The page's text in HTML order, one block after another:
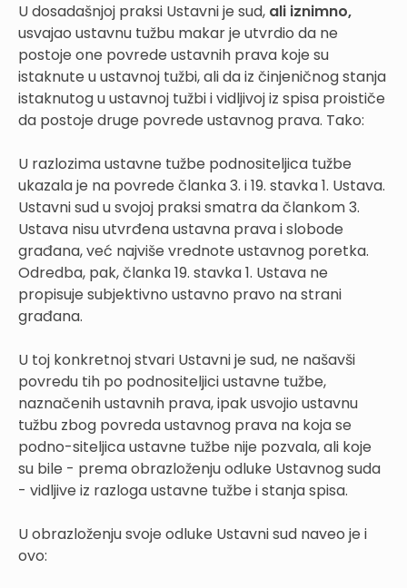
U dosadašnjoj praksi Ustavni je sud, ali iznimno,
usvajao ustavnu tužbu makar je utvrdio da ne
postoje one povrede ustavnih prava koje su
istaknute u ustavnoj tužbi, ali da iz činjeničnog stanja
istaknutog u ustavnoj tužbi i vidljivoj iz spisa proističe
da postoje druge povrede ustavnog prava. Tako:
U razlozima ustavne tužbe podnositeljica tužbe
ukazala je na povrede članka 3. i 19. stavka 1. Ustava.
Ustavni sud u svojoj praksi smatra da člankom 3.
Ustava nisu utvrđena ustavna prava i slobode
građana, već najviše vrednote ustavnog poretka.
Odredba, pak, članka 19. stavka 1. Ustava ne
propisuje subjektivno ustavno pravo na strani
građana.
U toj konkretnoj stvari Ustavni je sud, ne našavši
povredu tih po podnositeljici ustavne tužbe,
naznačenih ustavnih prava, ipak usvojio ustavnu
tužbu zbog povreda ustavnog prava na koja se
podno-siteljica ustavne tužbe nije pozvala, ali koje
su bile - prema obrazloženju odluke Ustavnog suda
- vidljive iz razloga ustavne tužbe i stanja spisa.
U obrazloženju svoje odluke Ustavni sud naveo je i
ovo: